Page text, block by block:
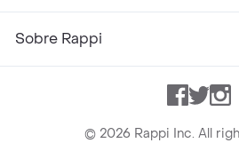
Sobre Rappi
Facebook
Twitter
© 2026 Rappi Inc. All